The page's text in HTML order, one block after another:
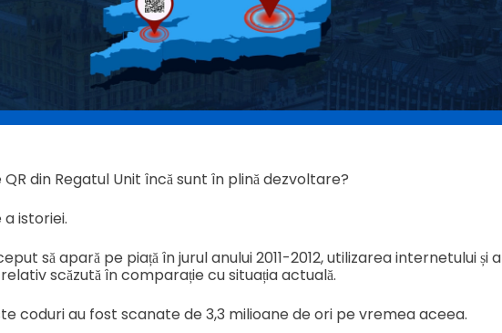
din Regatul Unit încă sunt în plină dezvoltare?
istoriei.
să apară pe piață în jurul anului 2011-2012, utilizarea internetului și a
scăzută în comparație cu situația actuală.
coduri au fost scanate de 3,3 milioane de ori pe vremea aceea.